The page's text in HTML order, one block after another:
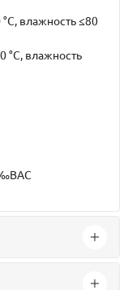
влажность ≤80
°C, влажность